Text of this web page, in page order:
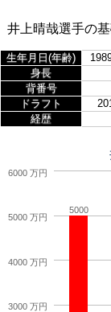
井上晴哉選手の基
生年月日(年齢)
身長
背番号
ドラフト
経歴
5000
3000 万円
4000 万円
5000 万円
6000 万円